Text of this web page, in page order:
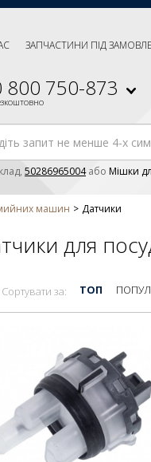
ЗАПЧАСТИНИ ПІД
800 750-873
50286965004або Мішки
машин Датчики
для
Сортувати за: ТОП